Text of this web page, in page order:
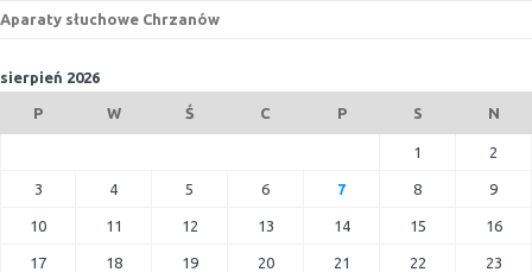
Aparaty słuchowe Chrzanów
sierpień 2026
P W Ś C P S N
1 2
3 4 5 6 7 8 9
10 11 12 13 14 15 16
17 18 19 20 21 22 23